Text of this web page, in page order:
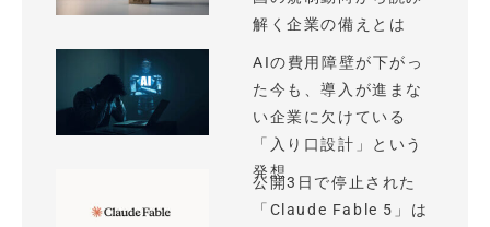
解く企業の備えとは
AIの費用障壁が下がっ
た今も、導入が進まな
い企業に欠けている
「入り口設計」という
発想
公開3日で停止された
「Claude Fable 5」は